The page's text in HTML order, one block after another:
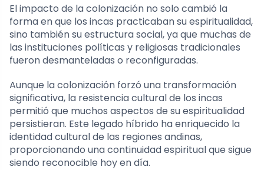
El impacto de la colonización no solo cambió la
forma en que los incas practicaban su espiritualidad,
sino también su estructura social, ya que muchas de
las instituciones políticas y religiosas tradicionales
fueron desmanteladas o reconfiguradas.
Aunque la colonización forzó una transformación
significativa, la resistencia cultural de los incas
permitió que muchos aspectos de su espiritualidad
persistieran. Este legado híbrido ha enriquecido la
identidad cultural de las regiones andinas,
proporcionando una continuidad espiritual que sigue
siendo reconocible hoy en día.